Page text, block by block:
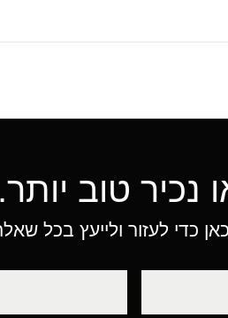
נכיר טוב יותר.
כדי לעזור ולייעץ בכל